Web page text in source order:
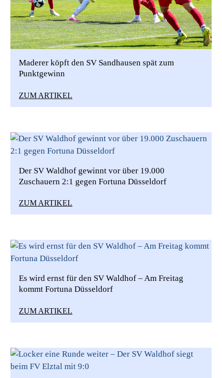
Maderer köpft den SV Sandhausen spät zum
Punktgewinn
ZUM ARTIKEL
Der SV Waldhof gewinnt vor über 19.000
Zuschauern 2:1 gegen Fortuna Düsseldorf
ZUM ARTIKEL
Es wird ernst für den SV Waldhof – Am Freitag
kommt Fortuna Düsseldorf
ZUM ARTIKEL